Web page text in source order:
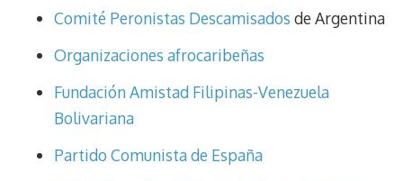
Comité Peronistas Descamisados de Argentina
Organizaciones afrocaribeñas
Fundación Amistad Filipinas-Venezuela
Bolivariana
Partido Comunista de España